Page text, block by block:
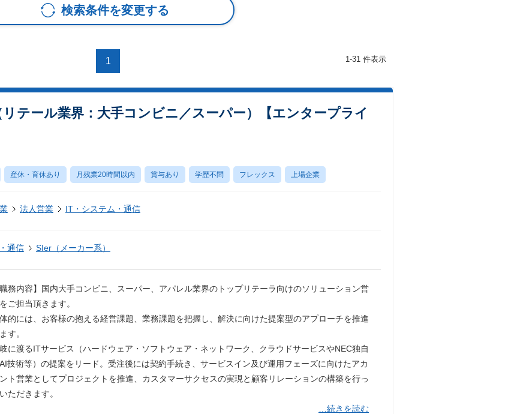
検索条件を変更する
1 1-31 件表示
テール業界：大手コンビニ／スーパー）【エンタープライ
産休・育休あり 月残業20時間以内 賞与あり 学歴不問 フレックス 上場企業
法人営業 IT・システム・通信
通信 SIer（メーカー系）
職務内容】国内大手コンビニ、スーパー、アパレル業界のトップリテーラ向けのソリューション営
ご担当頂きます。
的には、お客様の抱える経営課題、業務課題を把握し、解決に向けた提案型のアプローチを推進
す。
に渡るITサービス（ハードウェア・ソフトウェア・ネットワーク、クラウドサービスやNEC独自
技術等）の提案をリード。受注後には契約手続き、サービスイン及び運用フェーズに向けたアカ
ト営業としてプロジェクトを推進、カスタマーサクセスの実現と顧客リレーションの構築を行っ
ただきます。
…続きを読む